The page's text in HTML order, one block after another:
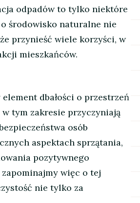
odpadów to tylko niektóre
środowisko naturalne nie
przynieść wiele korzyści, w
mieszkańców.
dbałości o przestrzeń
tym zakresie przyczyniają
osób
aspektach sprzątania,
pozytywnego
więc o tej
nie tylko za